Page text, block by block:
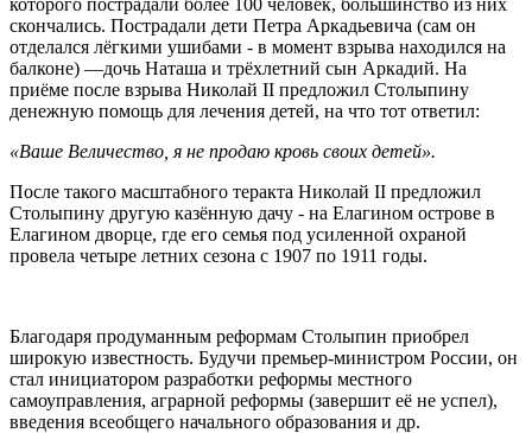
скончались. Пострадали дети Петра Аркадьевича (сам он
отделался лёгкими ушибами - в момент взрыва находился на
балконе) —дочь Наташа и трёхлетний сын Аркадий. На
приёме после взрыва Николай II предложил Столыпину
денежную помощь для лечения детей, на что тот ответил:
«Ваше Величество, я не продаю кровь своих детей».
После такого масштабного теракта Николай II предложил
Столыпину другую казённую дачу - на Елагином острове в
Елагином дворце, где его семья под усиленной охраной
провела четыре летних сезона с 1907 по 1911 годы.
Благодаря продуманным реформам Столыпин приобрел
широкую известность. Будучи премьер-министром России, он
стал инициатором разработки реформы местного
самоуправления, аграрной реформы (завершит её не успел),
введения всеобщего начального образования и др.